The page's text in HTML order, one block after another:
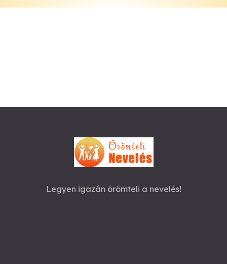
Legyen igazán örömteli a nevelés!